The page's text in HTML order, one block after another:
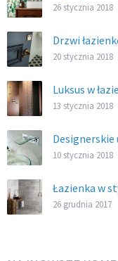
26 stycznia 2018
Drzwi
20 stycznia 2018
Luksus w
13 stycznia 2018
10 stycznia 2018
Łazienka w
26 grudnia 2017